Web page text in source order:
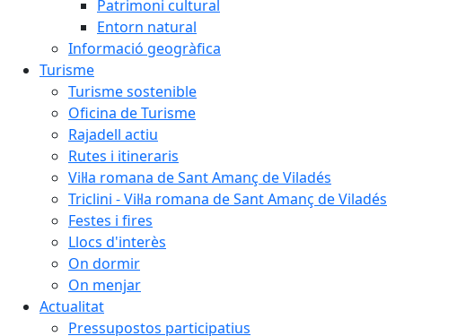
Patrimoni cultural
Entorn natural
Informació geogràfica
Turisme
Turisme sostenible
Oficina de Turisme
Rajadell actiu
Rutes i itineraris
Vil·la romana de Sant Amanç de Viladés
Triclini - Vil·la romana de Sant Amanç de Viladés
Festes i fires
Llocs d'interès
On dormir
On menjar
Actualitat
Pressupostos participatius